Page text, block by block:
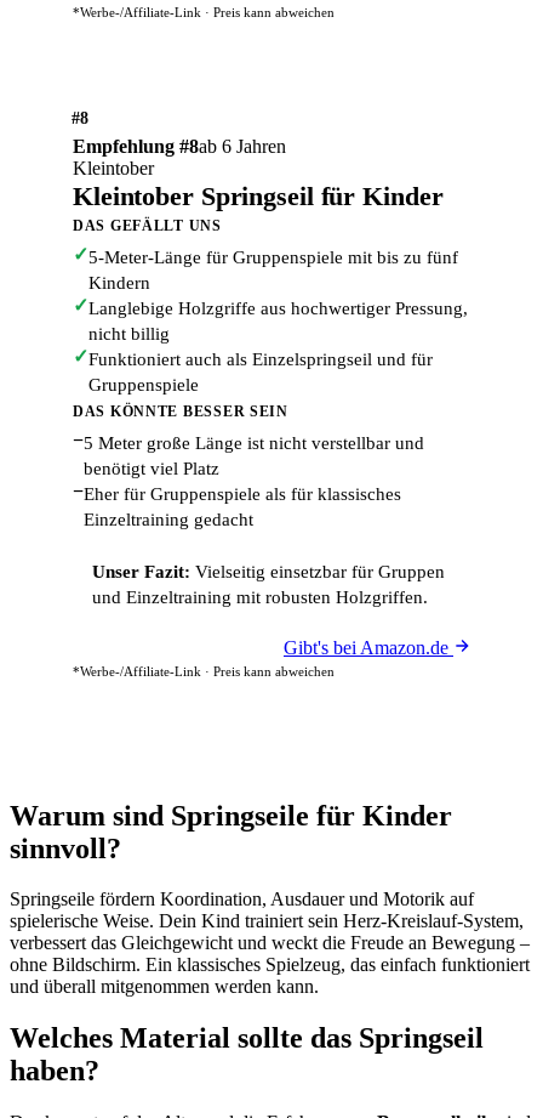
*Werbe-/Affiliate-Link · Preis kann abweichen
#8
Empfehlung #8ab 6 Jahren
Kleintober
Kleintober Springseil für Kinder
DAS GEFÄLLT UNS
✓5-Meter-Länge für Gruppenspiele mit bis zu fünf
Kindern
✓Langlebige Holzgriffe aus hochwertiger Pressung,
nicht billig
✓Funktioniert auch als Einzelspringseil und für
Gruppenspiele
DAS KÖNNTE BESSER SEIN
−5 Meter große Länge ist nicht verstellbar und
benötigt viel Platz
−Eher für Gruppenspiele als für klassisches
Einzeltraining gedacht
Unser Fazit: Vielseitig einsetzbar für Gruppen
und Einzeltraining mit robusten Holzgriffen.
Gibt's bei Amazon.de
*Werbe-/Affiliate-Link · Preis kann abweichen
Warum sind Springseile für Kinder
sinnvoll?
Springseile fördern Koordination, Ausdauer und Motorik auf
spielerische Weise. Dein Kind trainiert sein Herz-Kreislauf-System,
verbessert das Gleichgewicht und weckt die Freude an Bewegung –
ohne Bildschirm. Ein klassisches Spielzeug, das einfach funktioniert
und überall mitgenommen werden kann.
Welches Material sollte das Springseil
haben?